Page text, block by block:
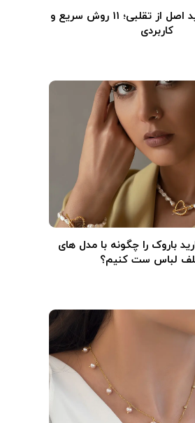
تشخیص مروارید اصل از تقلبی؛ ۱۱ روش سریع و
کاربردی
باروک را چگونه با مدل های
لباس ست کنیم؟